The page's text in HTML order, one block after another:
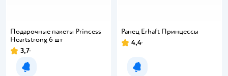
Подарочные пакеты Princess
Heartstrong 6 шт
3,7
Уведомить о появлении
Ранец Erhaft Принцессы
4,4
Уведомить о появлении